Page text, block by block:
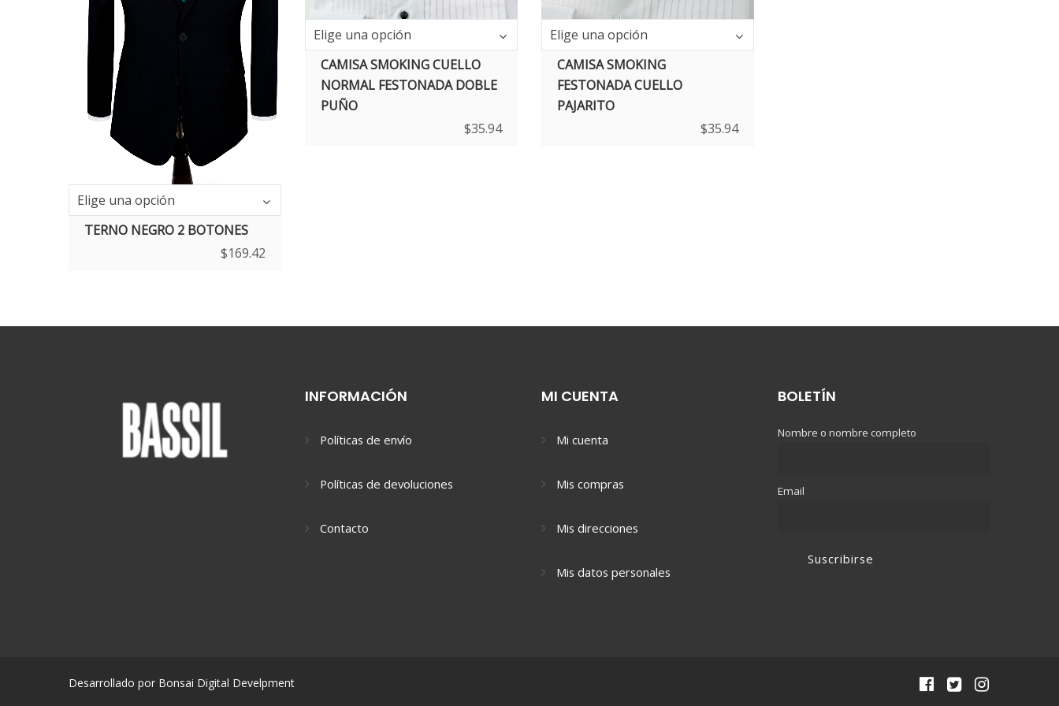
Elige una opción
TERNO NEGRO 2 BOTONES
$169.42
Elige una opción
CAMISA SMOKING CUELLO
NORMAL FESTONADA DOBLE
PUÑO
$35.94
Elige una opción
CAMISA SMOKING
FESTONADA CUELLO
PAJARITO
$35.94
INFORMACIÓN
Políticas de envío
Políticas de devoluciones
Contacto
MI CUENTA
Mi cuenta
Mis compras
Mis direcciones
Mis datos personales
BOLETÍN
Nombre o nombre completo
Email
Desarrollado por Bonsai Digital Develpment